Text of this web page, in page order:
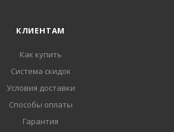
КЛИЕНТАМ
Как купить
Система скидок
Условия доставки
Способы оплаты
Гарантия